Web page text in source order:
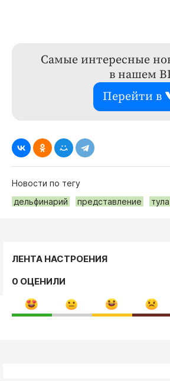
Самые интересные
в нашем
Перейти в
Новости по тегу
дельфинарий
представление тула
ЛЕНТА НАСТРОЕНИЯ
0 ОЦЕНИЛИ